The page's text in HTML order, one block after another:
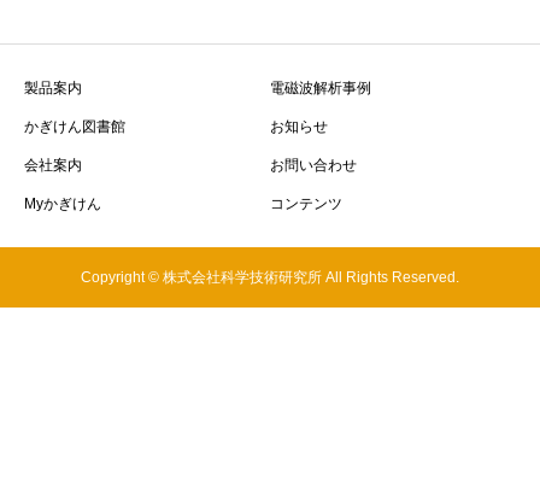
製品案内 電磁波解析事例
かぎけん図書館 お知らせ
会社案内 お問い合わせ
Myかぎけん コンテンツ
Copyright © 株式会社科学技術研究所 All Rights Reserved.